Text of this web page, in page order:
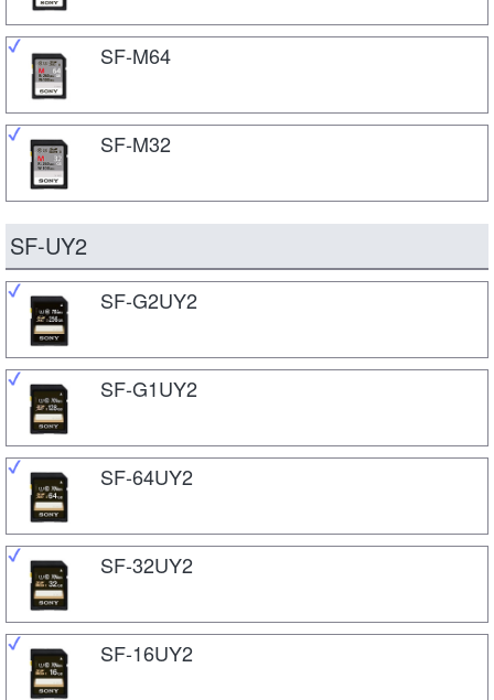
SF-M64
SF-M32
SF-UY2
SF-G2UY2
SF-G1UY2
SF-64UY2
SF-32UY2
SF-16UY2